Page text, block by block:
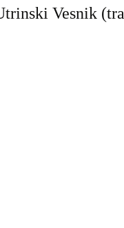
Vesnik